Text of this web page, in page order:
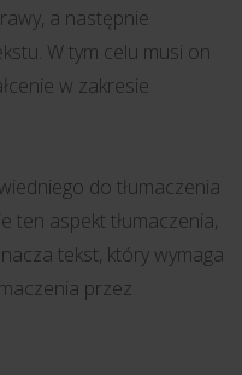
a następnie
W tym celu musi on
w zakresie
do tłumaczenia
ten aspekt tłumaczenia,
tekst, który wymaga
przez